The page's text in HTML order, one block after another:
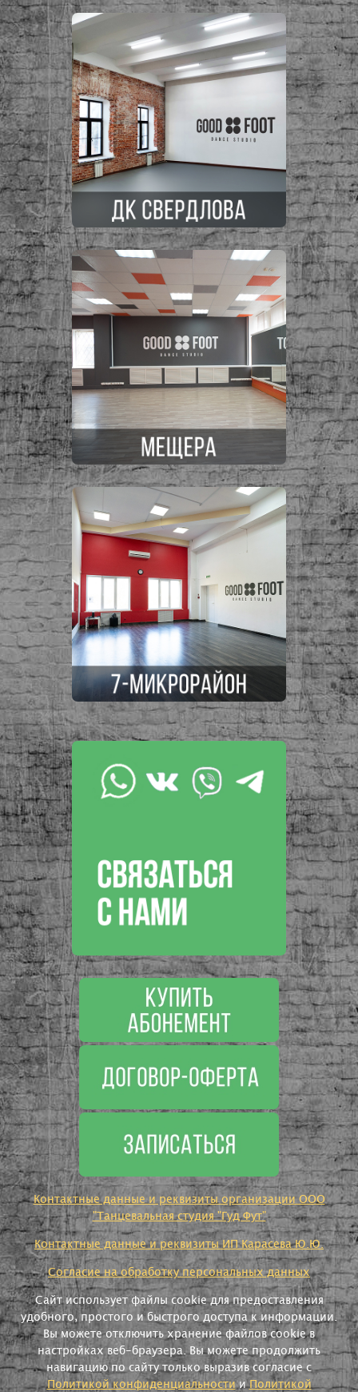
Контактные данные и реквизиты организации ООО
"Танцевальная студия "Гуд Фут"
Контактные данные и реквизиты ИП Карасева Ю.Ю.
Согласие на обработку персональных данных
Сайт использует файлы cookie для предоставления
удобного, простого и быстрого доступа к информации.
Вы можете отключить хранение файлов cookie в
настройках веб-браузера. Вы можете продолжить
навигацию по сайту только выразив согласие с
Политикой конфиденциальностииПолитикой